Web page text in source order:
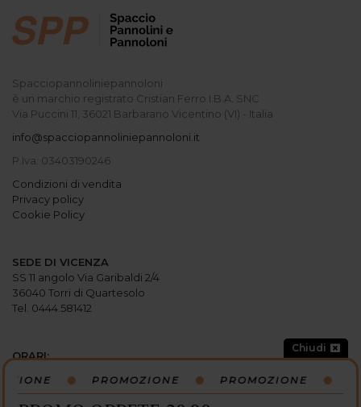
Spacciopannoliniepannoloni
è un marchio registrato Cristian Ferro I.B.A. SNC
Via Puccini 11, 36021 Barbarano Vicentino (VI) - Italia
info@spacciopannoliniepannoloni.it
P.Iva: 03403190246
Condizioni di vendita
Privacy policy
Cookie Policy
SEDE DI VICENZA
SS 11 angolo Via Garibaldi 2/4
36040 Torri di Quartesolo
Tel. 0444.581412
ORARI:
Martedi: 9
00-12:30 / 15 00-19:30
Chiudi
PROMOZIONE PROMOZIONE